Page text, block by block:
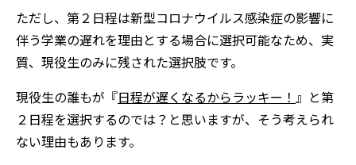
ただし、第２日程は新型コロナウイルス感染症の影響に
伴う学業の遅れを理由とする場合に選択可能なため、実
質、現役生のみに残された選択肢です。
現役生の誰もが『日程が遅くなるからラッキー！ 』と第
２日程を選択するのでは？と思いますが、そう考えられ
ない理由もあります。